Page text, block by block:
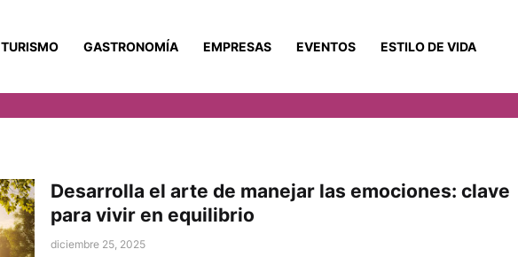
TURISMO GASTRONOMÍA EMPRESAS EVENTOS ESTILO DE VIDA
Desarrolla el arte de manejar las emociones: clave
para vivir en equilibrio
diciembre 25, 2025